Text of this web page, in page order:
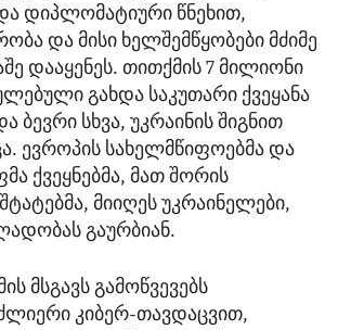
დიპლომატიური წნეხით,
და მისი ხელშემწყობები მძიმე
დააყენეს. თითქმის 7 მილიონი
გახდა საკუთარი ქვეყანა
ბევრი სხვა, უკრაინის შიგნით
ევროპის სახელმწიფოებმა და
ქვეყნებმა, მათ შორის
მიიღეს უკრაინელები,
გაურბიან.
მსგავს გამოწვევებს
კიბერ-თავდაცვით,